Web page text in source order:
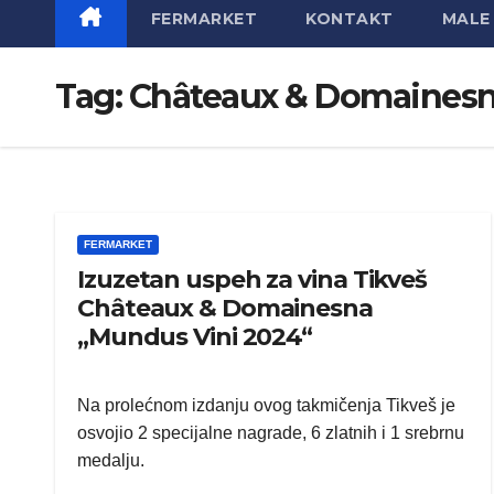
FERMARKET KONTAKT MALE
Tag:Châteaux &
FERMARKET
Izuzetan uspeh za vina Tikveš
Châteaux & Domainеsna
,,Mundus Vini 2024“
Na prolećnom izdanju ovog takmičenja Tikveš je
osvojio 2 specijalne nagrade, 6 zlatnih i 1 srebrnu
medalju.